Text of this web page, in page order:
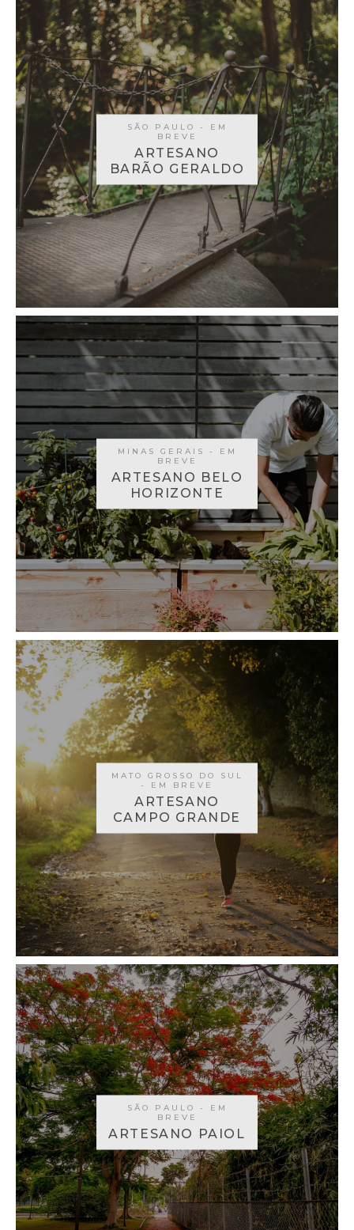
SÃO PAULO - EM
BREVE
ARTESANO
BARÃO GERALDO
MINAS GERAIS - EM
BREVE
ARTESANO BELO
HORIZONTE
MATO GROSSO DO SUL
- EM BREVE
ARTESANO
CAMPO GRANDE
SÃO PAULO - EM
BREVE
ARTESANO PAIOL